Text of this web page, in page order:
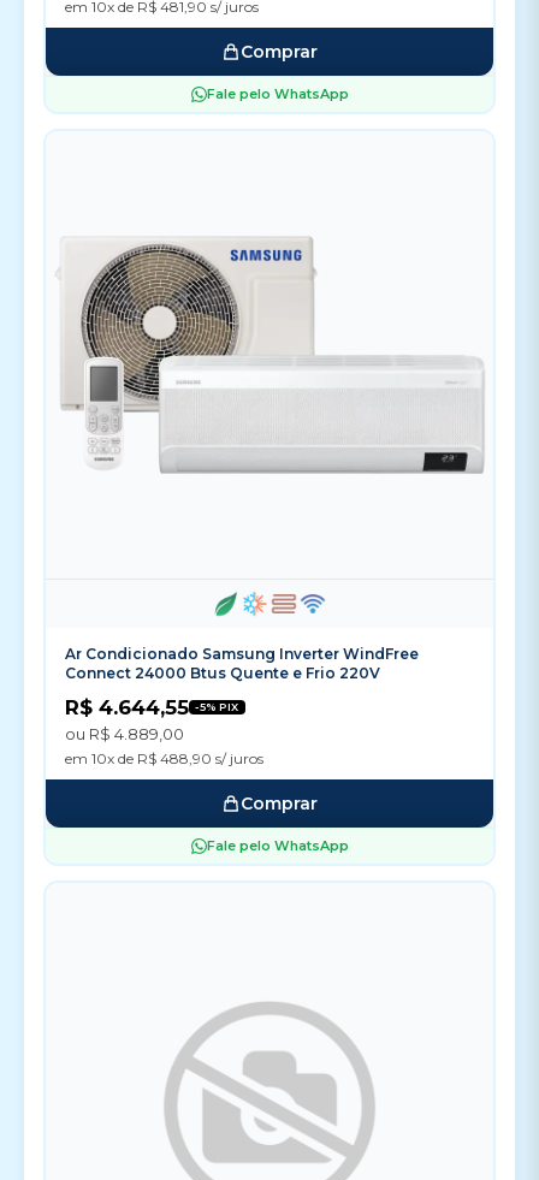
em 10x de R$ 481,90 s/ juros
Comprar
Fale pelo WhatsApp
Ar Condicionado Samsung Inverter WindFree
Connect 24000 Btus Quente e Frio 220V
R$ 4.644,55 -5% PIX
ou R$ 4.889,00
em 10x de R$ 488,90 s/ juros
Comprar
Fale pelo WhatsApp